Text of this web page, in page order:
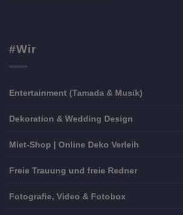
#Wir
Entertainment (Tamada & Musik)
Dekoration & Wedding Design
Miet-Shop | Online Deko Verleih
Freie Trauung und freie Redner
Fotografie, Video & Fotobox